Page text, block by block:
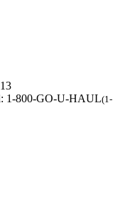
1-800-GO-U-HAUL(1-